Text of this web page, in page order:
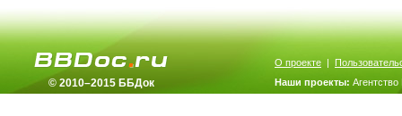
© 2010–2015 ББДок
О проекте |
Наши проекты: